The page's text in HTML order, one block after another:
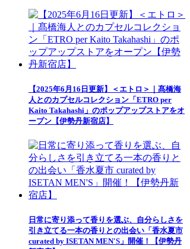
【2025年6月16日更新】＜エトロ＞｜髙橋海
人とのカプセルコレクション「ETRO per
Kaito Takahashi」のポップアップストアをオ
ープン【伊勢丹新宿店】
日常に寄り添って香りを選ぶ、自分らしさを
引き立てる一本の香りとの出会い「香水夏市
curated by ISETAN MEN'S」開催！【伊勢丹